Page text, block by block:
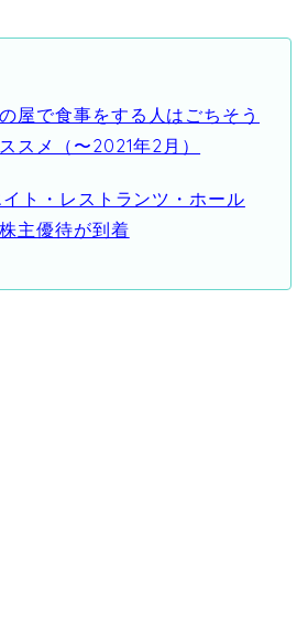
屋で食事をする人はごちそう
スメ（〜2021年2月）
ト・レストランツ・ホール
主優待が到着